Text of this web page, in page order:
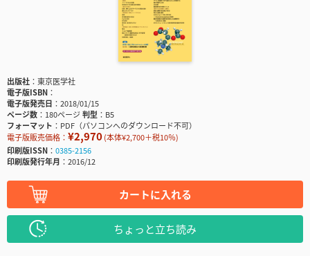
出版社
東京医学社
電子版ISBN
電子版発売日
2018/01/15
ページ数
180ページ判型
B5
フォーマット
PDF（パソコンへのダウンロード不可）
電子版販売価格： ¥2,970(本体¥2,700＋税10％)
印刷版ISSN
0385-2156
印刷版発行年月
2016/12
カートに入れる
ちょっと立ち読み